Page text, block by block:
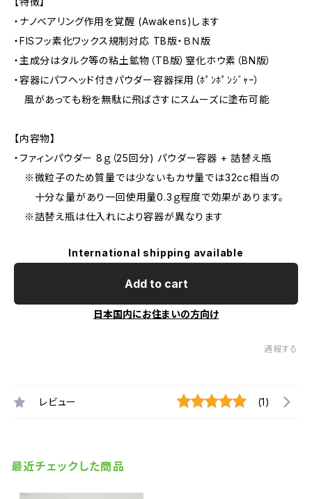
・ナノベアリング作用を覚醒 (Awakens)します
・FISフッ素化ワックス規制対応 TB版・ＢＮ版
・主成分はタルク等の粘土鉱物（TB版）窒化ホウ素（BN版）
・容器にパフヘッド付きパウダー容器採用（ﾎﾟﾝﾎﾟﾝｼﾞｬｰ）
風があっても粉を無駄に飛ばさすにスムーズに塗布可能
【内容物】
・ファィンパウダー 8ｇ（25回分) パウダー容器 + 詰替え瓶
※微粒子のため質量では少ないもカサ量では32cc相当の
十分な量があり一回使用量0.3ｇ程度で効果があります。
※詰替え瓶は仕入れにより容器が異なります
International shipping available
Add to cart
日本国内にお住まいの方向け
通報する
レビュー (1)
最近チェックした商品